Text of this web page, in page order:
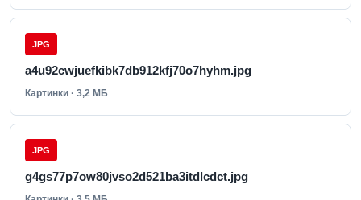
JPG
a4u92cwjuefkibk7db912kfj70o7hyhm.jpg
Картинки · 3,2 МБ
JPG
g4gs77p7ow80jvso2d521ba3itdlcdct.jpg